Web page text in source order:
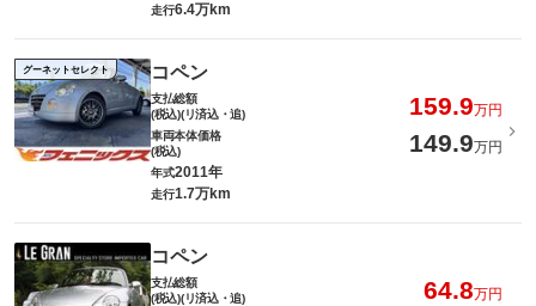
走行6.4万km
グーネットセレクト コペン
支払総額
(税込)(リ済込・追)
159.9万円
車両本体価格
(税込)
149.9万円
年式2011年
走行1.7万km
コペン
支払総額
(税込)(リ済込・追)
64.8万円